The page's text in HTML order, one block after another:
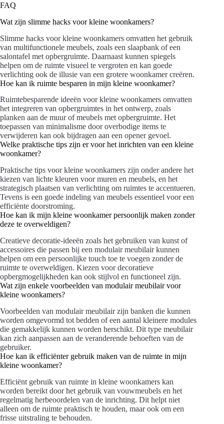
FAQ
Wat zijn slimme hacks voor kleine woonkamers?
Slimme hacks voor kleine woonkamers omvatten het gebruik
van multifunctionele meubels, zoals een slaapbank of een
salontafel met opbergruimte. Daarnaast kunnen spiegels
helpen om de ruimte visueel te vergroten en kan goede
verlichting ook de illusie van een grotere woonkamer creëren.
Hoe kan ik ruimte besparen in mijn kleine woonkamer?
Ruimtebesparende ideeën voor kleine woonkamers omvatten
het integreren van opbergruimtes in het ontwerp, zoals
planken aan de muur of meubels met opbergruimte. Het
toepassen van minimalisme door overbodige items te
verwijderen kan ook bijdragen aan een opener gevoel.
Welke praktische tips zijn er voor het inrichten van een kleine
woonkamer?
Praktische tips voor kleine woonkamers zijn onder andere het
kiezen van lichte kleuren voor muren en meubels, en het
strategisch plaatsen van verlichting om ruimtes te accentueren.
Tevens is een goede indeling van meubels essentieel voor een
efficiënte doorstroming.
Hoe kan ik mijn kleine woonkamer persoonlijk maken zonder
deze te overweldigen?
Creatieve decoratie-ideeën zoals het gebruiken van kunst of
accessoires die passen bij een modulair meubilair kunnen
helpen om een persoonlijke touch toe te voegen zonder de
ruimte te overweldigen. Kiezen voor decoratieve
opbergmogelijkheden kan ook stijlvol en functioneel zijn.
Wat zijn enkele voorbeelden van modulair meubilair voor
kleine woonkamers?
Voorbeelden van modulair meubilair zijn banken die kunnen
worden omgevormd tot bedden of een aantal kleinere modules
die gemakkelijk kunnen worden herschikt. Dit type meubilair
kan zich aanpassen aan de veranderende behoeften van de
gebruiker.
Hoe kan ik efficiënter gebruik maken van de ruimte in mijn
kleine woonkamer?
Efficiënt gebruik van ruimte in kleine woonkamers kan
worden bereikt door het gebruik van vouwmeubels en het
regelmatig herbeoordelen van de inrichting. Dit helpt niet
alleen om de ruimte praktisch te houden, maar ook om een
frisse uitstraling te behouden.